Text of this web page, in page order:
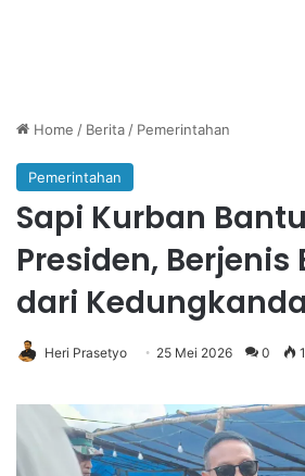
Home / Berita / Pemerintahan
Pemerintahan
Sapi Kurban
Presiden, Berjenis
dari
Heri Prasetyo 25 Mei 2026 0